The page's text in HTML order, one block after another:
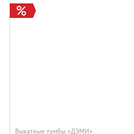
Выкатные тумбы «ДЭМИ»